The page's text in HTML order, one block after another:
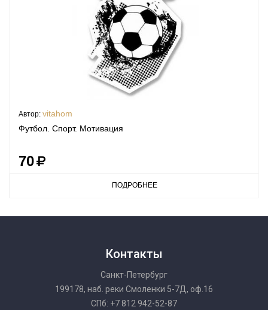
Автор: vitahom
Футбол. Спорт. Мотивация
70
ПОДРОБНЕЕ
Контакты
Санкт-Петербург
199178, наб. реки Смоленки 5-7Д, оф.16
СПб: +7 812 942-52-87